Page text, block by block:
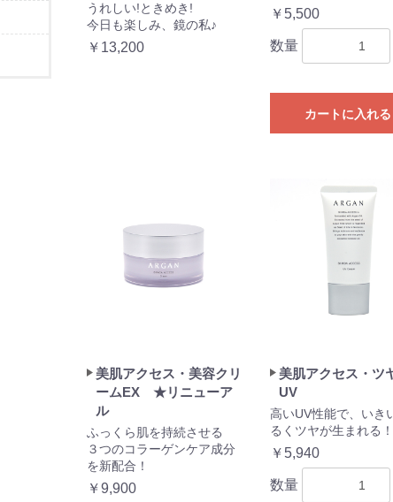
うれしい!ときめき!
今日も楽しみ、鏡の私♪
￥13,200
￥5,500
数量
カートに入れる
美肌アクセス・美容クリ
ームEX ★リニューア
ル
ふっくら肌を持続させる
３つのコラーゲンケア成分
を新配合！
￥9,900
美肌アクセス・ツ
UV
高いUV性能で、いき
るくツヤが生まれる！
￥5,940
数量